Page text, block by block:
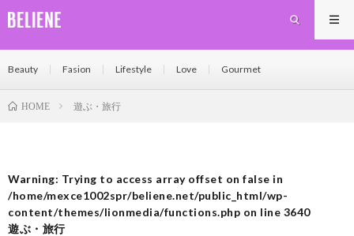
Beauty Fasion Lifestyle Love Gourmet
HOME 遊ぶ・旅行
Warning: Trying to access array offset on false in
/home/mexce1002spr/beliene.net/public_html/wp-
content/themes/lionmedia/functions.php on line 3640
遊ぶ・旅行